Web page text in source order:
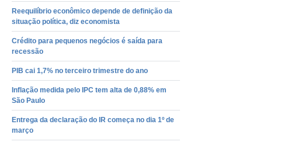
Reequilíbrio econômico depende de definição da
situação política, diz economista
Crédito para pequenos negócios é saída para
recessão
PIB cai 1,7% no terceiro trimestre do ano
Inflação medida pelo IPC tem alta de 0,88% em
São Paulo
Entrega da declaração do IR começa no dia 1º de
março